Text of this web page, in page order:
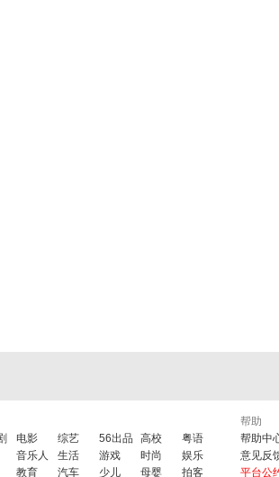
电影 综艺 56出品 高校
粤语
音乐人 生活 游戏 时尚
娱乐
教育 汽车 少儿 母婴 拍客
帮助
帮助中
意见反
平台公